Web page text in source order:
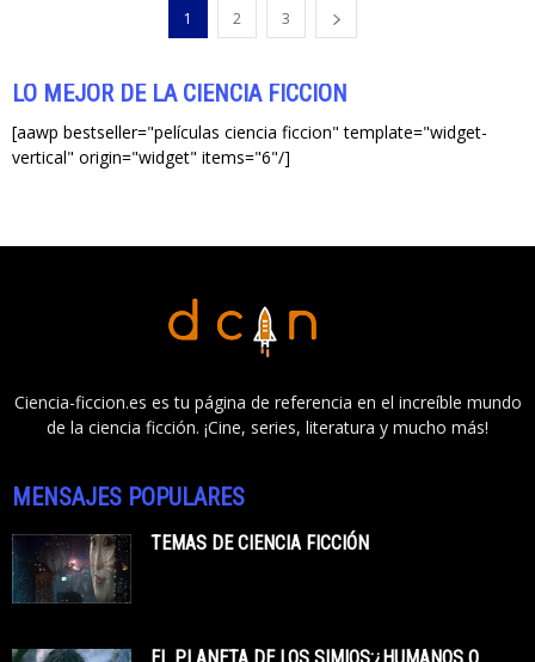
1 2 3
LO MEJOR DE LA CIENCIA FICCIÓN
[aawp bestseller="películas ciencia ficcion" template="widget-
vertical" origin="widget" items="6"/]
Ciencia-ficcion.es es tu página de referencia en el increíble mundo
de la ciencia ficción. ¡Cine, series, literatura y mucho más!
MENSAJES POPULARES
TEMAS DE CIENCIA FICCIÓN